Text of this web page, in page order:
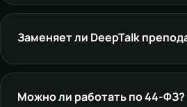
Заменяет ли DeepTalk
Можно ли работать по 44-ФЗ?